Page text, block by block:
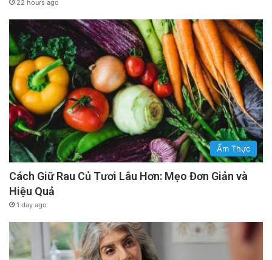
22 hours ago
Ẩm Thực
Cách Giữ Rau Củ Tươi Lâu Hơn: Mẹo Đơn Giản và
Hiệu Quả
1 day ago